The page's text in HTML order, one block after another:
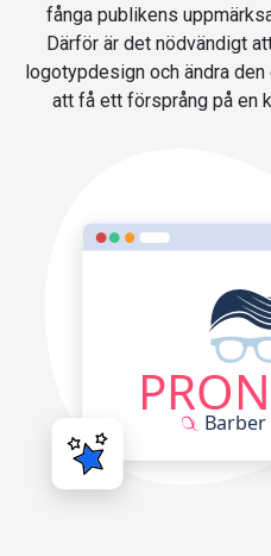
fånga publikens
Därför är det nödvändigt
logotypdesign och ändra
att få ett försprång på en